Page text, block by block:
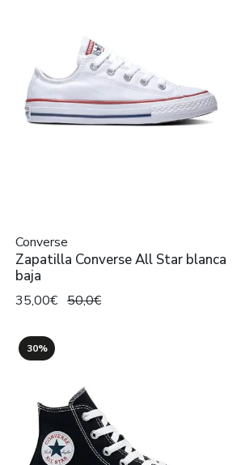
Converse
Zapatilla Converse All Star blanca
baja
35,00€ 50,0€
30%